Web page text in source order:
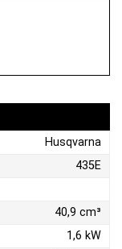
Husqvarna
435E
40,9 cm³
1,6 kW